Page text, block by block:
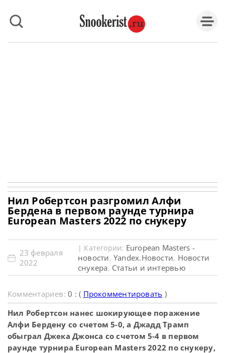
Нил Робертсон разгромил Алфи
Бердена в первом раунде турнира
European Masters 2022 по снукеру
23 февраля
2022
| Категории: European Masters -
новости, Yandex.Новости, Новости
снукера, Статьи и интервью
Комментариев:0 : ( Прокомментировать )
Нил Робертсон нанес шокирующее поражение
Алфи Бердену со счетом 5-0, а Джадд Трамп
обыграл Джека Джонса со счетом 5-4 в первом
раунде турнира European Masters 2022 по снукеру,